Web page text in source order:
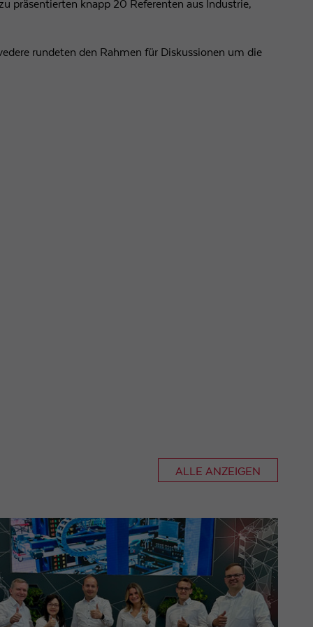
präsentierten knapp 20 Referenten aus Industrie,
rundeten den Rahmen für Diskussionen um die
ALLE ANZEIGEN